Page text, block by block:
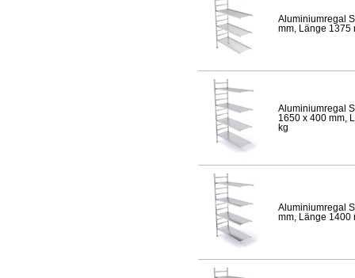
Aluminiumregal
mm, Länge 1375
Aluminiumregal
1650 x 400 mm,
kg
Aluminiumregal
mm, Länge 1400